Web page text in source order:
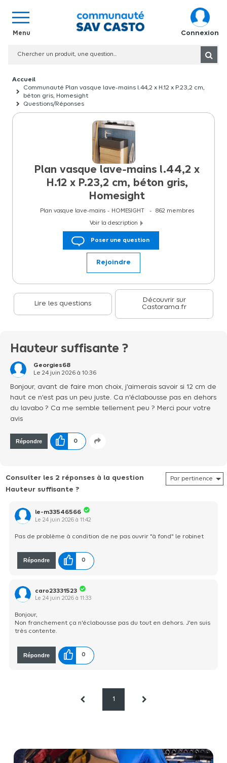
Connexion
Communauté Plan vasque lave-mains l.44,2 x H.12 x P.23,2 cm,
béton gris, Homesight
Questions/Réponses
Plan vasque lave-mains l.44,2 x
H.12 x P.23,2 cm, béton gris,
Homesight
Plan vasque lave-mains HOMESIGHT 862 membres
Voir la description
Homesight Ce plan vasque lave-mains est compatible avec les
meubles lave-mains. Il est idéal pour les petits espaces.
Poser une question
Rejoindre
Lire les questions
Découvrir sur
Castorama.fr
Hauteur suffisante ?
Georgies68
Le 24 juin 2026à 10:36
Bonjour, avant de faire mon choix, j'aimerais savoir si 12 cm de
haut ce n'est pas un peu juste. Ca n'éclabousse pas en dehors
du lavabo ? Ca me semble tellement peu ? Merci pour votre
avis
Répondre 0
Consulter les 2 réponses à la question
Hauteur suffisante ?
le-m33546566
Le24 juin 2026 à11:42
Pas de problème à condition de ne pas ouvrir "à fond" le robinet
Répondre 0
caro23331523
Le24 juin 2026 à11:33
Bonjour,
Non franchement ça n'éclabousse pas du tout en dehors. J'en suis
très contente.
Répondre 0
1